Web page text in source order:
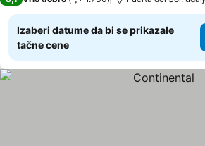
Izaberi datume da bi se prikazale
tačne cene